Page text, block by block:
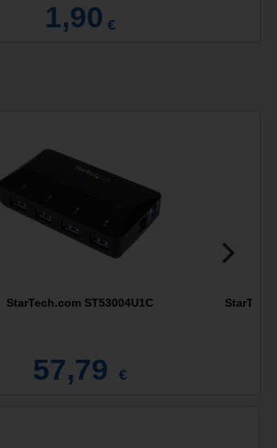
1,90 €
StarTech.com ST53004U1C
57,79 €